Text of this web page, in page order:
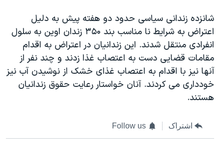
شانزده زندانی سياسی حدود دو هفته پيش به دليل
اعتراض به شرايط نا مناسب بند ۳۵۰ زندان اوين به سلول
انفرادی منتقل شدند. اين زندانيان در اعتراض به اقدام
مقامات قضايی دست به اعتصاب غذا زدند و چند نفر از
آنها نيز با اقدام به اعتصاب غذای خشک از نوشيدن آب نيز
خودداری می کردند. آنان خواستار رعايت حقوق زندانيان
هستند.
اشتراک Follow us